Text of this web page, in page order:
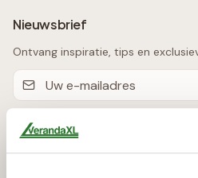
Nieuwsbrief
Ontvang inspiratie, tips en
Producten